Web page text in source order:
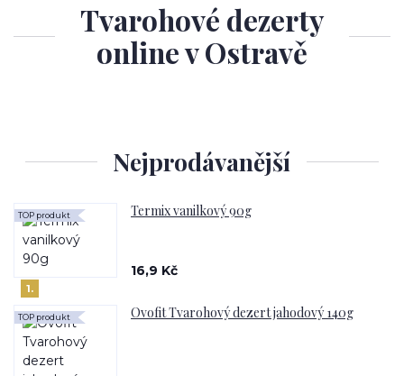
Tvarohové dezerty
online v Ostravě
Nejprodávanější
1.
Termix vanilkový 90g
TOP produkt
16,9 Kč
Ovofit Tvarohový dezert jahodový 140g
TOP produkt